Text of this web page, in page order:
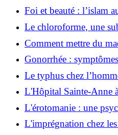
maux de dents ?
Foi et beauté : l’islam
pendant le ramadan ?
Le chloroforme, une
manipuler
Comment mettre du
couleur des yeux ?
Gonorrhée :
prévention de cette
Le typhus chez
symptômes, les causes
maladie ?
L'Hôpital Sainte-Anne
services proposés
L'érotomanie : une
multiples
L'imprégnation chez